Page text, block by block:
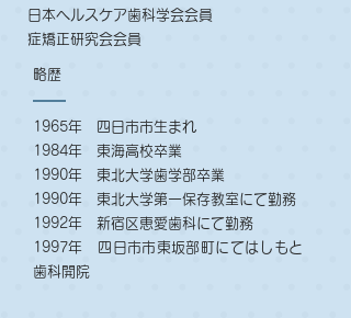
日本ヘルスケア歯科学会会員
症矯正研究会会員
略歴
1965年 四日市市生まれ
1984年 東海高校卒業
1990年 東北大学歯学部卒業
1990年 東北大学第一保存教室にて勤務
1992年 新宿区恵愛歯科にて勤務
1997年 四日市市東坂部町にてはしもと
歯科開院